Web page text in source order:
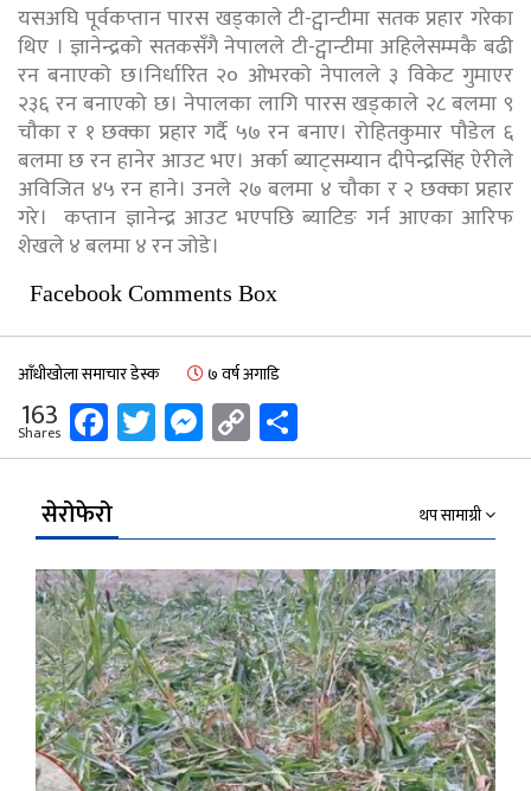
यसअघि पूर्वकप्तान पारस खड्काले टी-ट्वान्टीमा सतक प्रहार गरेका
थिए । ज्ञानेन्द्रको सतकसँगै नेपालले टी-ट्वान्टीमा अहिलेसम्मकै बढी
रन बनाएको छ।निर्धारित २० ओभरको नेपालले ३ विकेट गुमाएर
२३६ रन बनाएको छ। नेपालका लागि पारस खड्काले २८ बलमा ९
चौका र १ छक्का प्रहार गर्दै ५७ रन बनाए। रोहितकुमार पौडेल ६
बलमा छ रन हानेर आउट भए। अर्का ब्याट्सम्यान दीपेन्द्रसिंह ऐरीले
अविजित ४५ रन हाने। उनले २७ बलमा ४ चौका र २ छक्का प्रहार
गरे। कप्तान ज्ञानेन्द्र आउट भएपछि ब्याटिङ गर्न आएका आरिफ
शेखले ४ बलमा ४ रन जोडे।
Facebook Comments Box
आँधीखोला समाचार डेस्क ७ वर्ष अगाडि
163
Shares Facebook
Twitter
Messenger
Copy
Link
सेरोफेरो थप सामाग्री